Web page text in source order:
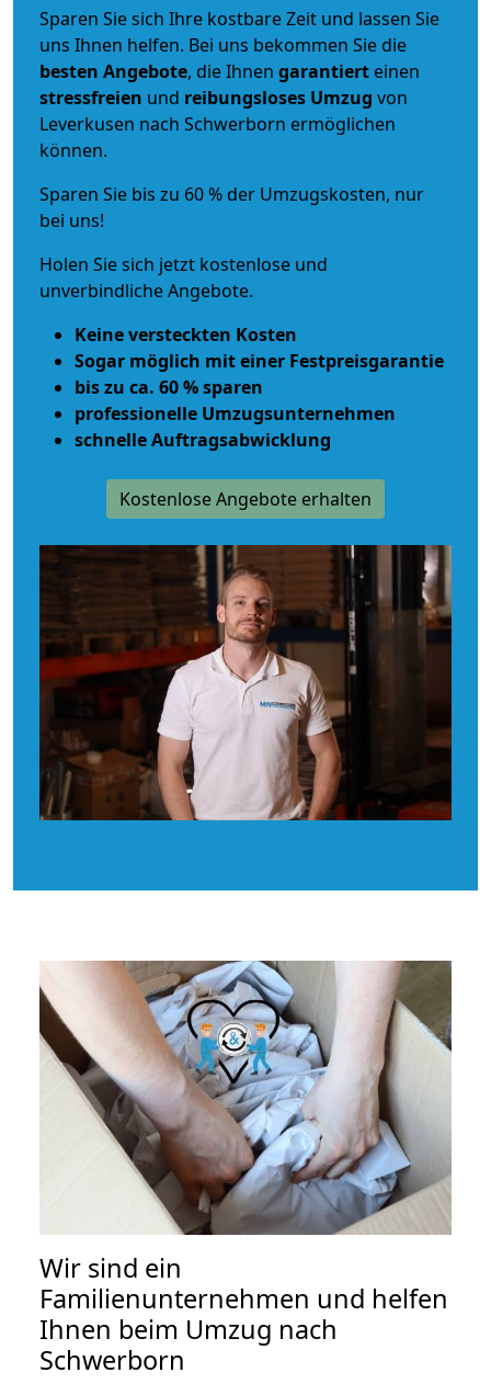
Sparen Sie sich Ihre kostbare Zeit und lassen Sie
uns Ihnen helfen. Bei uns bekommen Sie die
besten Angebote, die Ihnen garantiert einen
stressfreien und reibungsloses Umzug von
Leverkusen nach Schwerborn ermöglichen
können.
Sparen Sie bis zu 60 % der Umzugskosten, nur
bei uns!
Holen Sie sich jetzt kostenlose und
unverbindliche Angebote.
Keine versteckten Kosten
Sogar möglich mit einer Festpreisgarantie
bis zu ca. 60 % sparen
professionelle Umzugsunternehmen
schnelle Auftragsabwicklung
Kostenlose Angebote erhalten
Wir sind ein
Familienunternehmen und helfen
Ihnen beim Umzug nach
Schwerborn